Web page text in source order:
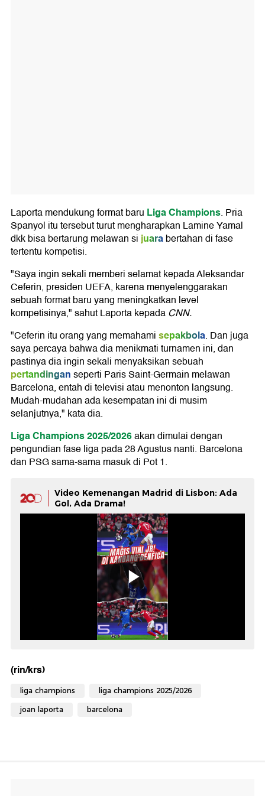
Laporta mendukung format baru Liga Champions. Pria
Spanyol itu tersebut turut mengharapkan Lamine Yamal
dkk bisa bertarung melawan sijuarabertahan di fase
tertentu kompetisi.
"Saya ingin sekali memberi selamat kepada Aleksandar
Ceferin, presiden UEFA, karena menyelenggarakan
sebuah format baru yang meningkatkan level
kompetisinya," sahut Laporta kepadaCNN.
"Ceferin itu orang yang memahamisepakbola. Dan juga
saya percaya bahwa dia menikmati turnamen ini, dan
pastinya dia ingin sekali menyaksikan sebuah
pertandinganseperti Paris Saint-Germain melawan
Barcelona, entah di televisi atau menonton langsung.
Mudah-mudahan ada kesempatan ini di musim
selanjutnya," kata dia.
Liga Champions 2025/2026akan dimulai dengan
pengundian fase liga pada 28 Agustus nanti. Barcelona
dan PSG sama-sama masuk di Pot 1.
Video Kemenangan Madrid di Lisbon: Ada
Gol, Ada Drama!
(rin/krs)
liga champions liga champions 2025/2026
joan laporta barcelona